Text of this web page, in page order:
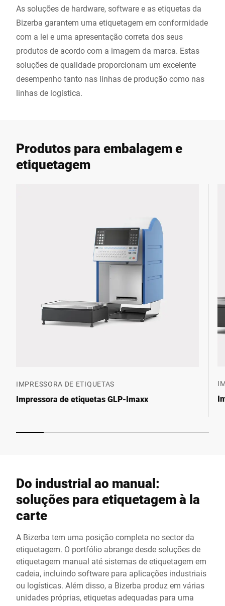
As soluções de hardware, software e as etiquetas da
Bizerba garantem uma etiquetagem em conformidade
com a lei e uma apresentação correta dos seus
produtos de acordo com a imagem da marca. Estas
soluções de qualidade proporcionam um excelente
desempenho tanto nas linhas de produção como nas
linhas de logística.
Produtos para embalagem e
etiquetagem
IMPRESSORA DE ETIQUETAS
Impressora de etiquetas GLP-Imaxx
Do industrial ao manual:
soluções para etiquetagem à la
carte
A Bizerba tem uma posição completa no sector da
etiquetagem. O portfólio abrange desde soluções de
etiquetagem manual até sistemas de etiquetagem em
cadeia, incluindo software para aplicações industriais
ou logísticas. Além disso, a Bizerba produz em várias
unidades próprias, etiquetas adequadas para uma